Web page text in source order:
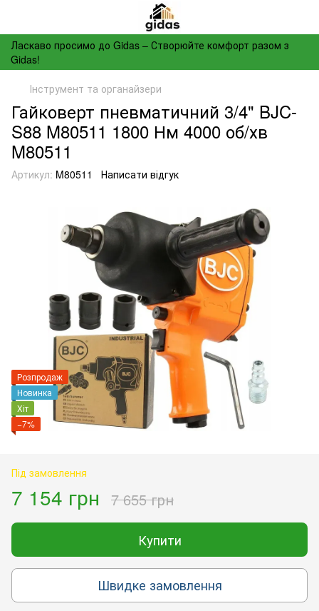
Ласкаво просимо до Gidas – Створюйте комфорт разом з
Gidas!
Інструмент та органайзери
Гайковерт пневматичний 3/4" BJC-
S88 M80511 1800 Нм 4000 об/хв
M80511
Артикул: M80511 Написати відгук
Розпродаж
Новинка
Хіт
−7%
Під замовлення
7 154 грн 7 655 грн
Купити
Швидке замовлення